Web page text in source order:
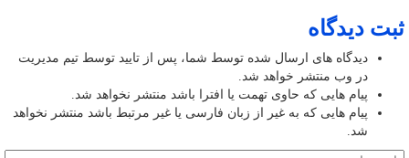
ثبت دیدگاه
دیدگاه های ارسال شده توسط شما، پس از تایید توسط تیم مدیریت
در وب منتشر خواهد شد.
پیام هایی که حاوی تهمت یا افترا باشد منتشر نخواهد شد.
پیام هایی که به غیر از زبان فارسی یا غیر مرتبط باشد منتشر نخواهد
شد.